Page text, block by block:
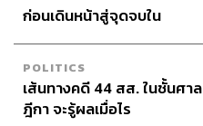
ก่อนเดินหน้าสู่จุดจบใน
POLITICS
เส้นทางคดี 44 สส. ในชั้นศาล
ฎีกา จะรู้ผลเมื่อไร